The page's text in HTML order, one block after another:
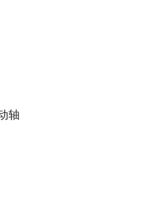
轴